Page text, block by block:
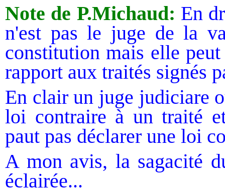
Note de P.Michaud: En
n'est pas le juge de la
constitution mais elle
rapport aux traités signés
En clair un juge judiciare
loi contraire à un traité
paut pas déclarer une loi
A mon avis, la sagacité
éclairée...